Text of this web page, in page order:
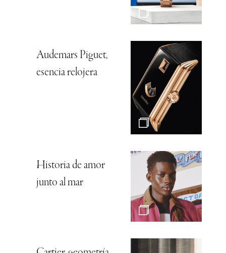
Audemars Piguet,
esencia relojera
Historia de amor
junto al mar